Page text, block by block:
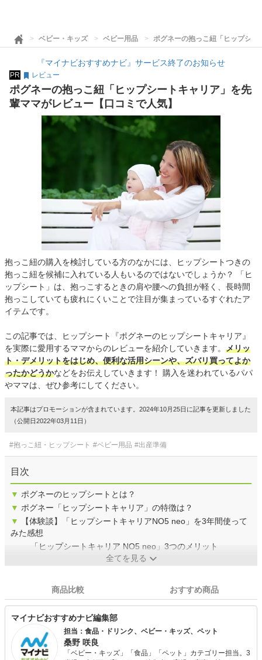
ベビー・キッズ ベビー用品 ポグネーの抱っこ紐「ヒップシ
『マイナビおすすめナビ』サービス終了のお知らせ
PR レビュー
ポグネーの抱っこ紐「ヒップシートキャリア」を先
輩ママがレビュー【口コミで人気】
抱っこ紐の購入を検討している方のなかには、ヒップシートつきの
抱っこ紐を候補に入れている人もいるのではないでしょうか？ 「ヒ
ップシート」は、抱っこするときの肩や腰への負担が軽く、長時間
抱っこしていても疲れにくいことで注目が集まっているすぐれたア
イテムです。
この記事では、ヒップシート『ポグネーのヒップシートキャリア』
を実際に愛用するママからのレビューを紹介していきます。 メリッ
ト・デメリットをはじめ、便利な活用シーンや、ズバリ買ってよか
ったかどうかなどをお伝えしていきます！ 購入を迷われているパパ
やママは、ぜひ参考にしてください。
本記事はプロモーションが含まれています。2024年10月25日に記事を更新しました
（公開日2022年03月11日）
#抱っこ紐・ヒップシート #ベビー用品 #出産準備
目次
▼ ポグネーのヒップシートとは？
▼ ポグネー「ヒップシートキャリア」の特徴は？
▼
【体験談】「ヒップシートキャリアNO5 neo」を3年間使って
みた感想
「ヒップシートキャリア NO5 neo」3つのメリット
全てを見る
商品比較 おすすめ商品
マイナビおすすめナビ編集部
担当：食品・ドリンク、ベビー・キッズ、ペット
桑野 咲良
「ベビー・キッズ」「食品」「ペット」カテゴリー担当。3